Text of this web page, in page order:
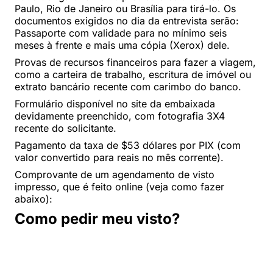
Paulo, Rio de Janeiro ou Brasília para tirá-lo. Os
documentos exigidos no dia da entrevista serão:
Passaporte com validade para no mínimo seis
meses à frente e mais uma cópia (Xerox) dele.
Provas de recursos financeiros para fazer a viagem,
como a carteira de trabalho, escritura de imóvel ou
extrato bancário recente com carimbo do banco.
Formulário disponível no site da embaixada
devidamente preenchido, com fotografia 3X4
recente do solicitante.
Pagamento da taxa de $53 dólares por PIX (com
valor convertido para reais no mês corrente).
Comprovante de um agendamento de visto
impresso, que é feito online (veja como fazer
abaixo):
Como pedir meu visto?